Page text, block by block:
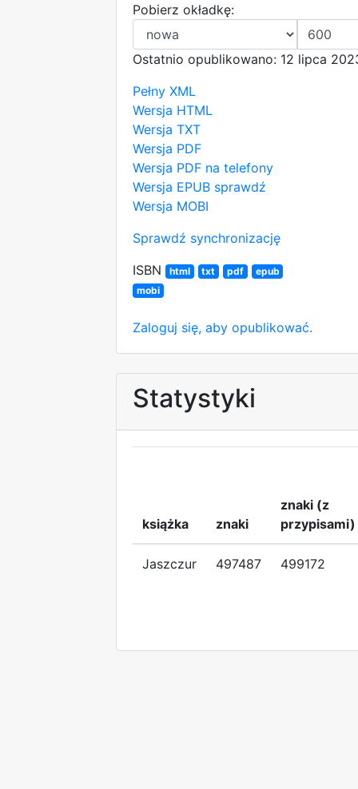
Pobierz okładkę:
Ostatnio opublikowano: 12 lipca
Pełny XML
Wersja HTML
Wersja TXT
Wersja PDF
Wersja PDF na telefony
Wersja EPUB sprawdź
Wersja MOBI
Sprawdź synchronizację
ISBN
html txt pdf
epub
mobi
Zaloguj się, aby opublikować.
Statystyki
książka znaki
znaki (z
przypisami)
Jaszczur 497487 499172